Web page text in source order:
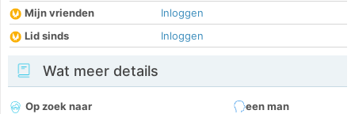
Mijn vrienden
Inloggen
Lid sinds
Inloggen
Wat meer details
Op zoek naar
een man